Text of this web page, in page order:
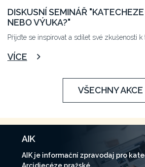
DISKUSNÍ SEMINÁŘ
NEBO VÝUKA?"
Přijďte se inspirovat a sdílet své zkušenosti k
VÍCE
VŠECHNY AKCE
AIK
AIK je informační zpravodaj pro